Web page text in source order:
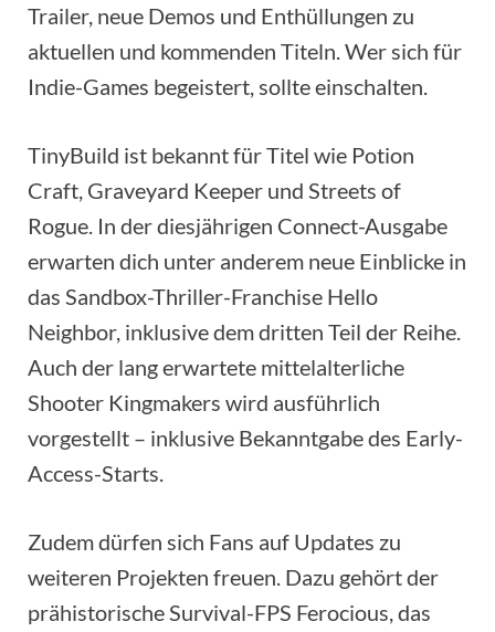
Trailer, neue Demos und Enthüllungen zu
aktuellen und kommenden Titeln. Wer sich für
Indie-Games begeistert, sollte einschalten.
TinyBuild ist bekannt für Titel wie Potion
Craft, Graveyard Keeper und Streets of
Rogue. In der diesjährigen Connect-Ausgabe
erwarten dich unter anderem neue Einblicke in
das Sandbox-Thriller-Franchise Hello
Neighbor, inklusive dem dritten Teil der Reihe.
Auch der lang erwartete mittelalterliche
Shooter Kingmakers wird ausführlich
vorgestellt – inklusive Bekanntgabe des Early-
Access-Starts.
Zudem dürfen sich Fans auf Updates zu
weiteren Projekten freuen. Dazu gehört der
prähistorische Survival-FPS Ferocious, das